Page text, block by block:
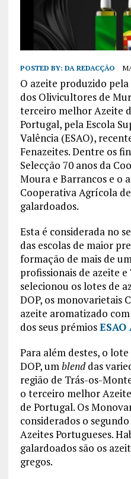
POSTED BY: DA REDACÇÃO
O azeite produzido
dos Olivicultores de
terceiro melhor Azeite
Portugal, pela Escola
Valência (ESAO),
Fenazeites. Dentre os
Selecção 70 anos da
Moura e Barrancos e o
Cooperativa Agrícola
galardoados.
Esta é considerada no
das escolas de maior
formação de mais de
profissionais de azeite
selecionou os lotes de
DOP, os monovarietais
azeite aromatizado
dos seus prémiosESAO
Para além destes, o
DOP, umblenddas
região de Trás-os-
o terceiro melhor
de Portugal. Os
considerados o
Azeites Portugueses.
galardoados são os
gregos.